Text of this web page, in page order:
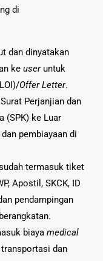
di
dan dinyatakan
ke user untuk
Offer Letter.
Perjanjian dan
(SPK) ke Luar
pembiayaan di
termasuk tiket
Apostil, SKCK, ID
pendampingan
biaya medical
transportasi dan